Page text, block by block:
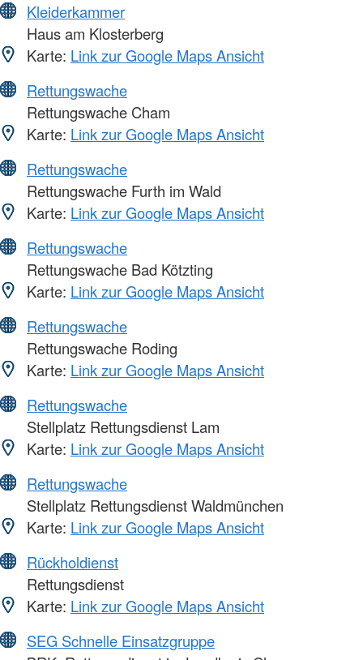
Kleiderkammer
Haus am Klosterberg
Karte: Link zur Google Maps Ansicht
Rettungswache
Rettungswache Cham
Karte: Link zur Google Maps Ansicht
Rettungswache
Rettungswache Furth im Wald
Karte: Link zur Google Maps Ansicht
Rettungswache
Rettungswache Bad Kötzting
Karte: Link zur Google Maps Ansicht
Rettungswache
Rettungswache Roding
Karte: Link zur Google Maps Ansicht
Rettungswache
Stellplatz Rettungsdienst Lam
Karte: Link zur Google Maps Ansicht
Rettungswache
Stellplatz Rettungsdienst Waldmünchen
Karte: Link zur Google Maps Ansicht
Rückholdienst
Rettungsdienst
Karte: Link zur Google Maps Ansicht
SEG Schnelle Einsatzgruppe